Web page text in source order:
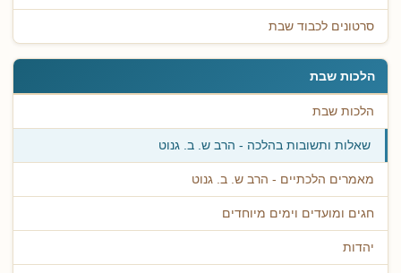
סרטונים לכבוד שבת
הלכות שבת
הלכות שבת
שאלות ותשובות בהלכה - הרב ש. ב. גנוט
מאמרים הלכתיים - הרב ש. ב. גנוט
חגים ומועדים וימים מיוחדים
יהדות